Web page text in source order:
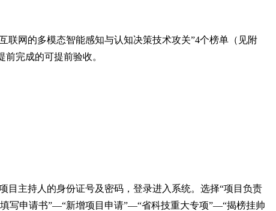
联网的多模态智能感知与认知决策技术攻关”4个榜单（见附
前完成的可提前验收。
目主持人的身份证号及密码，登录进入系统。选择“项目负责
写申请书”—“新增项目申请”—“省科技重大专项”—“揭榜挂帅